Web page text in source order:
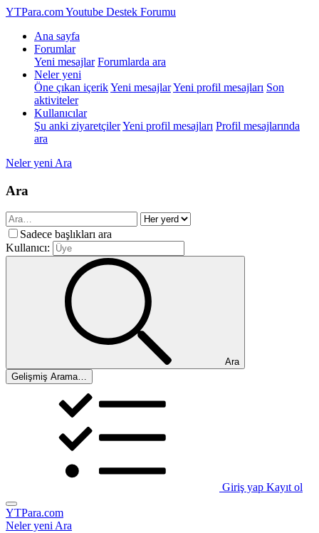
YTPara.comYoutube Destek Forumu
Ana sayfa
Forumlar
Yeni mesajlar Forumlarda ara
Neler yeni
Öne çıkan içerikYeni mesajlarYeni profil mesajları Son
aktiviteler
Kullanıcılar
Şu anki ziyaretçilerYeni profil mesajları Profil mesajlarında
ara
Neler yeni Ara
Ara
Sadece başlıkları ara
Kullanıcı:
Ara
Gelişmiş Arama…
Giriş yap Kayıt ol
YTPara.com
Neler yeniAra